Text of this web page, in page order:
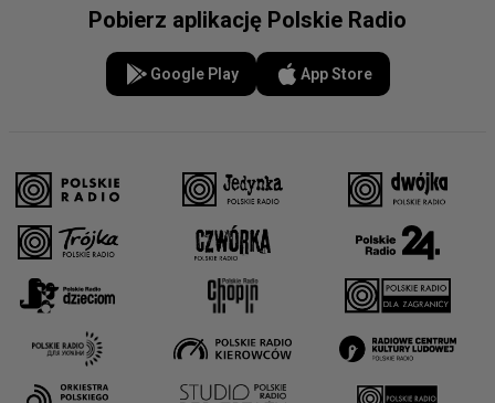
Pobierz aplikację Polskie Radio
Google Play App Store